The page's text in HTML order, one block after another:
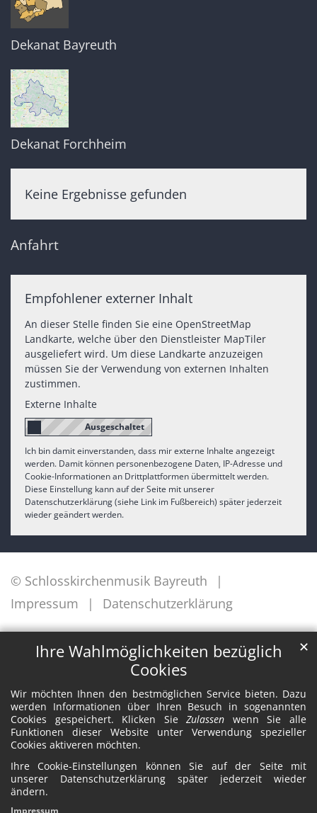
Ihre Wahlmöglichkeiten bezüglich
Cookies
Wir möchten Ihnen den bestmöglichen Service bieten. Dazu
werden Informationen über Ihren Besuch in sogenannten
Cookies gespeichert. Klicken SieZulassen wenn Sie alle
Funktionen dieser Website unter Verwendung spezieller
Cookies aktiveren möchten.
Ihre Cookie-Einstellungen können Sie auf der Seite mit
unserer Datenschutzerklärung später jederzeit wieder
ändern.
✕
Dekanat Bayreuth
Dekanat Forchheim
Keine Ergebnisse gefunden
Anfahrt
Empfohlener externer Inhalt
An dieser Stelle finden Sie eine OpenStreetMap
Landkarte, welche über den Dienstleister MapTiler
ausgeliefert wird. Um diese Landkarte anzuzeigen
müssen Sie der Verwendung von externen Inhalten
zustimmen.
Externe Inhalte
Ich bin damit einverstanden, dass mir externe Inhalte angezeigt
werden. Damit können personenbezogene Daten, IP-Adresse und
Cookie-Informationen an Drittplattformen übermittelt werden.
Diese Einstellung kann auf der Seite mit unserer
Datenschutzerklärung (siehe Link im Fußbereich) später jederzeit
wieder geändert werden.
© Schlosskirchenmusik Bayreuth
Impressum
Datenschutzerklärung